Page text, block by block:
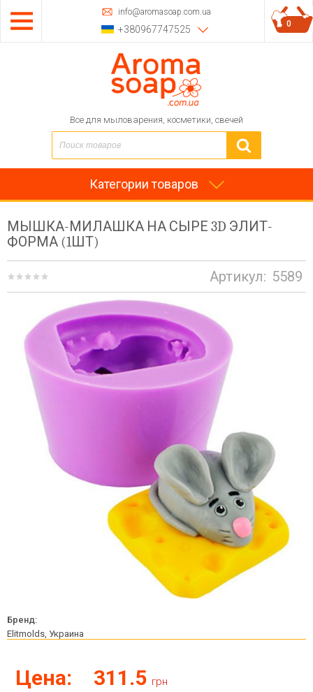
info@aromasoap.com.ua
+380967747525
Все для мыловарения, косметики, свечей
0
Категории товаров
МЫШКА-МИЛАШКА НА СЫРЕ 3D ЭЛИТ-
ФОРМА (1ШТ)
Артикул: 5589
Бренд:
Elitmolds, Украина
Цена: 311.5 грн